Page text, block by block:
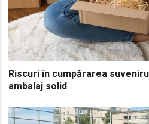
Riscuri în cumpărarea
ambalaj solid